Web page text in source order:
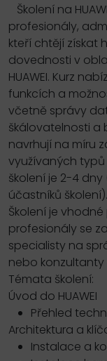
Školení na
profesionály,
kteří chtějí získat
dovednosti v
HUAWEI. Kurz
funkcích a
včetně správy
škálovatelnosti a
navrhují na míru
využívaných typů
školení je 2-4
účastníků školení).
Školení je
profesionály se
specialisty na
nebo konzultanty
Témata školení:
Úvod do HUAWEI
Přehled
Architektura a
Instalace a